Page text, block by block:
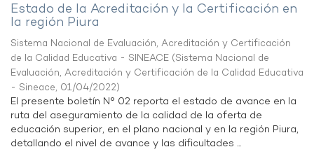
Estado de la Acreditación y la Certificación en
la región Piura
Sistema Nacional de Evaluación, Acreditación y Certificación
de la Calidad Educativa - SINEACE (Sistema Nacional de
Evaluación, Acreditación y Certificación de la Calidad Educativa
- Sineace, 01/04/2022)
El presente boletín N° 02 reporta el estado de avance en la
ruta del aseguramiento de la calidad de la oferta de
educación superior, en el plano nacional y en la región Piura,
detallando el nivel de avance y las dificultades ...